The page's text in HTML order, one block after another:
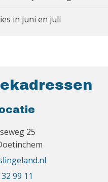
in juni en juli
25
99 11